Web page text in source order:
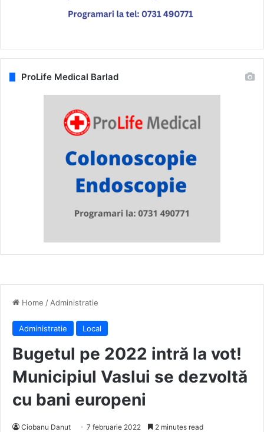
Home / Administratie
Administratie Local
Bugetul pe 2022 intră la vot!
Municipiul Vaslui se dezvoltă
cu bani europeni
Ciobanu Danut 7 februarie 2022 2 minutes read
ProLife Medical Barlad